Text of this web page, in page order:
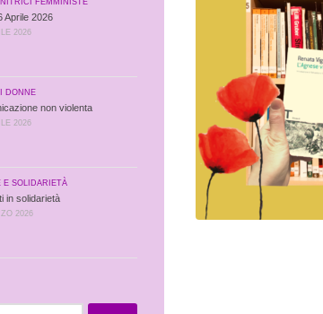
FEMMINISTE
Aprile 2026
2026
DONNE
non violenta
2026
E SOLIDARIETÀ
in solidarietà
2026